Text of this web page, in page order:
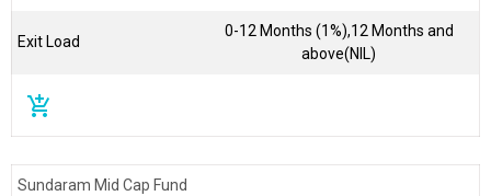
Exit Load
0-12 Months (1%),12 Months and
above(NIL)
add_shopping_cart
Sundaram Mid Cap Fund